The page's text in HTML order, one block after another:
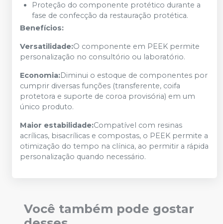
Proteção do componente protético durante a
fase de confecção da restauração protética.
Benefícios:
Versatilidade:O componente em PEEK permite
personalização no consultório ou laboratório.
Economia:Diminui o estoque de componentes por
cumprir diversas funções (transferente, coifa
protetora e suporte de coroa provisória) em um
único produto.
Maior estabilidade:Compatível com resinas
acrílicas, bisacrílicas e compostas, o PEEK permite a
otimização do tempo na clínica, ao permitir a rápida
personalização quando necessário.
Você também pode gostar